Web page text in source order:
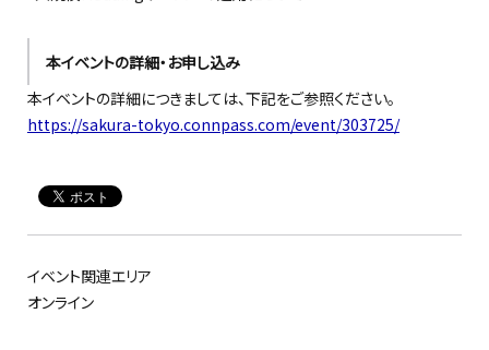
本イベントの詳細・お申し込み
本イベントの詳細につきましては、下記をご参照ください。
https://sakura-tokyo.connpass.com/event/303725/
イベント関連エリア
オンライン